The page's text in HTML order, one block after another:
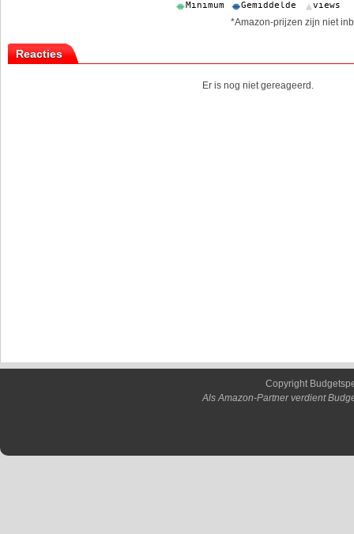
*Amazon-prijzen zijn niet
Reacties
Er is nog niet gereageerd.
Copyright
Als Amazon-Partner verdient